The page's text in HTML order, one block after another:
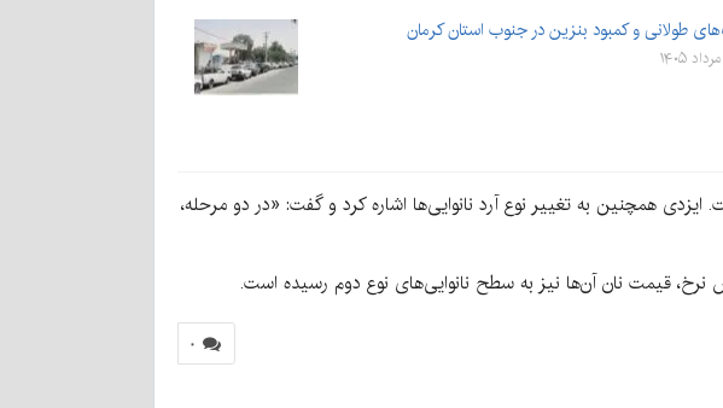
طولانی و کمبود بنزین در جنوب استان کرمان
از نوع تافتون است و قیمت آن ۳۷۰۰ تومان تعیین شده است. ایزدی همچنین به تغییر نوع آرد نانوایی‌ها اشاره کرد و گفت: «در دو مرحله،
نرخ، قیمت نان آن‌ها نیز به سطح نانوایی‌های نوع دوم رسیده است.
۰